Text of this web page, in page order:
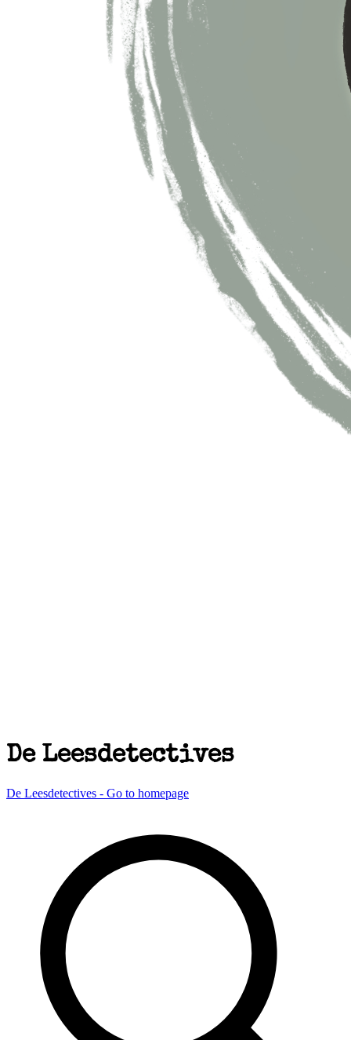
De Leesdetectives
De Leesdetectives - Go to homepage